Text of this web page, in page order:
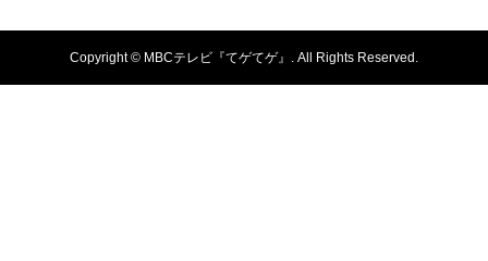
Copyright © MBCテレビ『てゲてゲ』. All Rights Reserved.